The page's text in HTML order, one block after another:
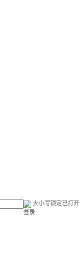
大小写锁定已打开
登录